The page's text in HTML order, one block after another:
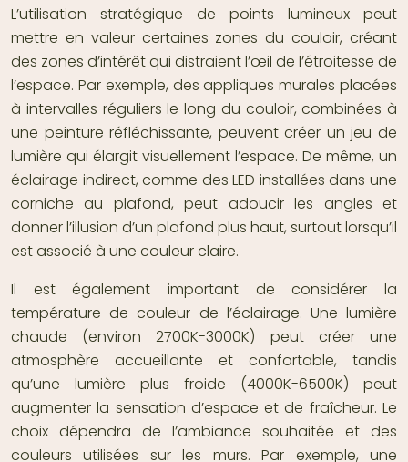
L’utilisation stratégique de points lumineux peut
mettre en valeur certaines zones du couloir, créant
des zones d’intérêt qui distraient l’œil de l’étroitesse de
l’espace. Par exemple, des appliques murales placées
à intervalles réguliers le long du couloir, combinées à
une peinture réfléchissante, peuvent créer un jeu de
lumière qui élargit visuellement l’espace. De même, un
éclairage indirect, comme des LED installées dans une
corniche au plafond, peut adoucir les angles et
donner l’illusion d’un plafond plus haut, surtout lorsqu’il
est associé à une couleur claire.
Il est également important de considérer la
température de couleur de l’éclairage. Une lumière
chaude (environ 2700K-3000K) peut créer une
atmosphère accueillante et confortable, tandis
qu’une lumière plus froide (4000K-6500K) peut
augmenter la sensation d’espace et de fraîcheur. Le
choix dépendra de l’ambiance souhaitée et des
couleurs utilisées sur les murs. Par exemple, une